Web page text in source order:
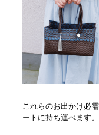
これらのお出かけ必
ートに持ち運べます。